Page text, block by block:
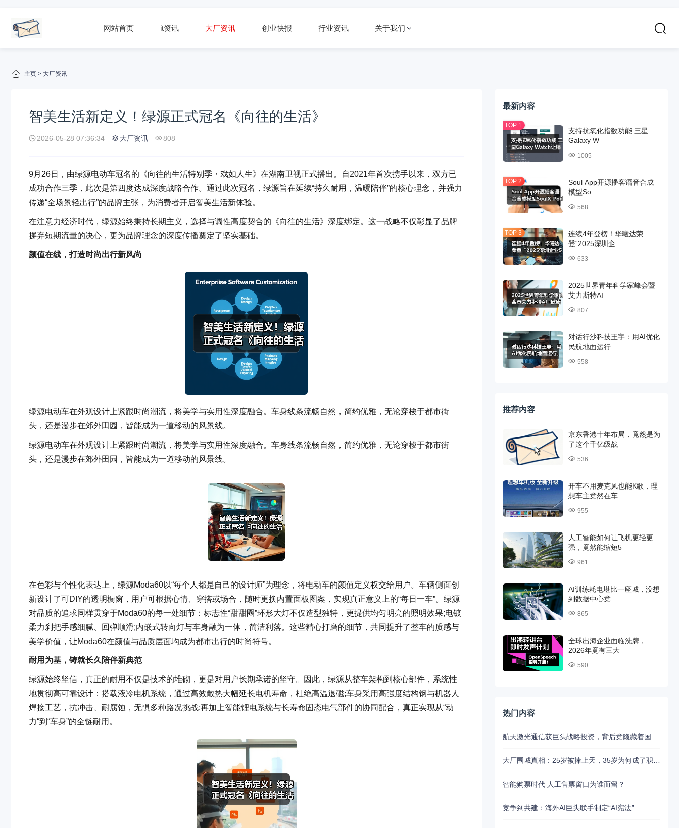
网站首页 it资讯 大厂资讯 创业快报 行业资讯 关于我们
主页 > 大厂资讯
智美生活新定义！绿源正式冠名《向往的生活》
2026-05-28 07:36:34 大厂资讯 808
9月26日，由绿源电动车冠名的《向往的生活特别季・戏如人生》在湖南卫视正式播出。自2021年首次携手以来，双方已
成功合作三季，此次是第四度达成深度战略合作。通过此次冠名，绿源旨在延续“持久耐用，温暖陪伴”的核心理念，并强力
传递“全场景轻出行”的品牌主张，为消费者开启智美生活新体验。
在注意力经济时代，绿源始终秉持长期主义，选择与调性高度契合的《向往的生活》深度绑定。这一战略不仅彰显了品牌
摒弃短期流量的决心，更为品牌理念的深度传播奠定了坚实基础。
颜值在线，打造时尚出行新风尚
绿源电动车在外观设计上紧跟时尚潮流，将美学与实用性深度融合。车身线条流畅自然，简约优雅，无论穿梭于都市街
头，还是漫步在郊外田园，皆能成为一道移动的风景线。
绿源电动车在外观设计上紧跟时尚潮流，将美学与实用性深度融合。车身线条流畅自然，简约优雅，无论穿梭于都市街
头，还是漫步在郊外田园，皆能成为一道移动的风景线。
在色彩与个性化表达上，绿源Moda60以“每个人都是自己的设计师”为理念，将电动车的颜值定义权交给用户。车辆侧面创
新设计了可DIY的透明橱窗，用户可根据心情、穿搭或场合，随时更换内置面板图案，实现真正意义上的“每日一车”。绿源
对品质的追求同样贯穿于Moda60的每一处细节：标志性“甜甜圈”环形大灯不仅造型独特，更提供均匀明亮的照明效果;电镀
柔力刹把手感细腻、回弹顺滑;内嵌式转向灯与车身融为一体，简洁利落。这些精心打磨的细节，共同提升了整车的质感与
美学价值，让Moda60在颜值与品质层面均成为都市出行的时尚符号。
耐用为基，铸就长久陪伴新典范
绿源始终坚信，真正的耐用不仅是技术的堆砌，更是对用户长期承诺的坚守。因此，绿源从整车架构到核心部件，系统性
地贯彻高可靠设计：搭载液冷电机系统，通过高效散热大幅延长电机寿命，杜绝高温退磁;车身采用高强度结构钢与机器人
焊接工艺，抗冲击、耐腐蚀，无惧多种路况挑战;再加上智能锂电系统与长寿命固态电气部件的协同配合，真正实现从“动
力“到“车身”的全链耐用。
最新内容
支持抗氧化指数功能 三星
Galaxy W
1005
Soul App开源播客语音合成
模型So
568
连续4年登榜！华曦达荣
登“2025深圳企
633
2025世界青年科学家峰会暨
艾力斯特AI
807
对话行沙科技王宇：用AI优化
民航地面运行
558
推荐内容
京东香港十年布局，竟然是为
了这个千亿级战
536
开车不用麦克风也能K歌，理
想车主竟然在车
955
人工智能如何让飞机更轻更
强，竟然能缩短5
961
AI训练耗电堪比一座城，没想
到数据中心竟
865
全球出海企业面临洗牌，
2026年竟有三大
590
热门内容
智能购票时代 人工售票窗口为谁而留？
竞争到共建：海外AI巨头联手制定“AI宪法”